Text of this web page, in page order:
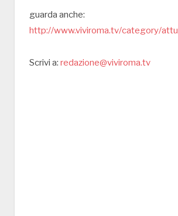
guarda anche:
http://www.viviroma.tv/category/
Scrivi a: redazione@viviroma.tv